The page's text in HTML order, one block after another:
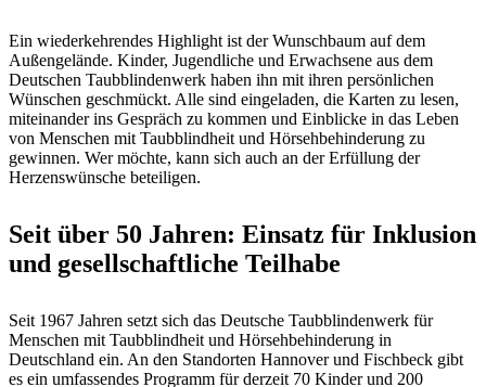
Ein wiederkehrendes Highlight ist der Wunschbaum auf dem
Außengelände. Kinder, Jugendliche und Erwachsene aus dem
Deutschen Taubblindenwerk haben ihn mit ihren persönlichen
Wünschen geschmückt. Alle sind eingeladen, die Karten zu lesen,
miteinander ins Gespräch zu kommen und Einblicke in das Leben
von Menschen mit Taubblindheit und Hörsehbehinderung zu
gewinnen. Wer möchte, kann sich auch an der Erfüllung der
Herzenswünsche beteiligen.
Seit über 50 Jahren: Einsatz für Inklusion
und gesellschaftliche Teilhabe
Seit 1967 Jahren setzt sich das Deutsche Taubblindenwerk für
Menschen mit Taubblindheit und Hörsehbehinderung in
Deutschland ein. An den Standorten Hannover und Fischbeck gibt
es ein umfassendes Programm für derzeit 70 Kinder und 200